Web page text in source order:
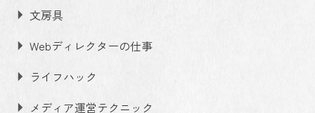
文房具
Webディレクターの仕事
ライフハック
メディア運営テクニック